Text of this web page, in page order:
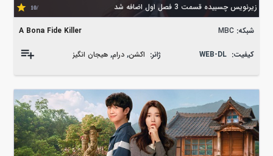
زیرنویس چسبیده قسمت 3 فصل اول اضافه شد /10
A Bona Fide Killer شبکه: MBC
کیفیت: WEB-DL ژانر: اکشن, درام, هیجان انگیز